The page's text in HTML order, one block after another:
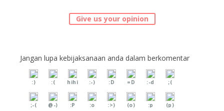
Give us your opinion
Jangan lupa kebijaksanaan anda dalam berkomentar
:) :( hihi :-) :D =D :-d ;(
;-( @-) :P :o :>) (o) :p (p)